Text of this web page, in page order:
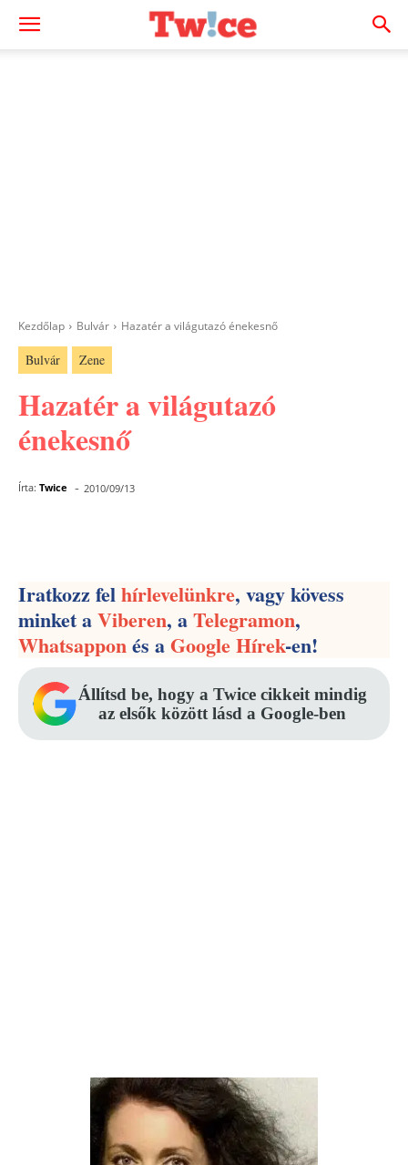
Kezdőlap Bulvár Hazatér a világutazó énekesnő
Bulvár Zene
Hazatér a világutazó
énekesnő
Írta: Twice - 2010/09/13
Iratkozz felhírlevelünkre, vagy kövess
minket aViberen, aTelegramon,
Whatsapponés aGoogle Hírek-en!
Állítsd be, hogy a Twice cikkeit mindig
az elsők között lásd a Google-ben